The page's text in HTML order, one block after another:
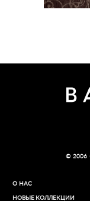
© 2006
О НАС
НОВЫЕ КОЛЛЕКЦИИ